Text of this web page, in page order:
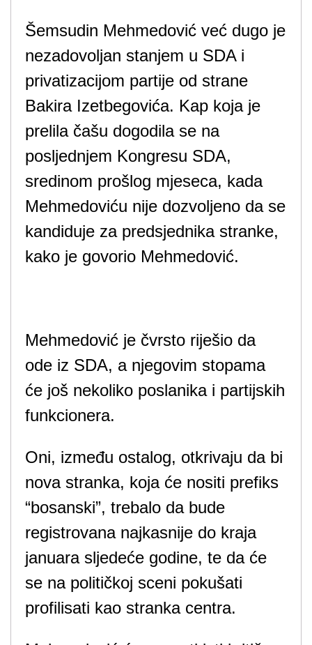
Šemsudin Mehmedović već dugo je
nezadovoljan stanjem u SDA i
privatizacijom partije od strane
Bakira Izetbegovića. Kap koja je
prelila čašu dogodila se na
posljednjem Kongresu SDA,
sredinom prošlog mjeseca, kada
Mehmedoviću nije dozvoljeno da se
kandiduje za predsjednika stranke,
kako je govorio Mehmedović.
Mehmedović je čvrsto riješio da
ode iz SDA, a njegovim stopama
će još nekoliko poslanika i partijskih
funkcionera.
Oni, između ostalog, otkrivaju da bi
nova stranka, koja će nositi prefiks
“bosanski”, trebalo da bude
registrovana najkasnije do kraja
januara sljedeće godine, te da će
se na političkoj sceni pokušati
profilisati kao stranka centra.